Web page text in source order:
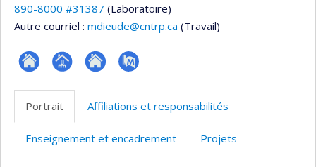
890-8000 #31387 (Laboratoire)
Autre courriel : mdieude@cntrp.ca (Travail)
ResearchGate
Page
professionnelle
(faculté,département,école)
Site
web
l’unité
PubMed
Portrait
Affiliations et responsabilités
Enseignement et encadrement Projets